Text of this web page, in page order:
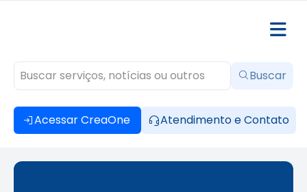
Acessar CreaOne Atendimento e Contato
Buscar